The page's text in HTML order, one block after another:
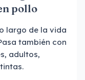
pollo
largo de la vida
también con
adultos,